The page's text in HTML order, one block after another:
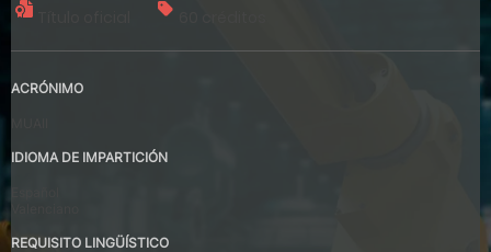
ACRÓNIMO
IDIOMA DE IMPARTICIÓN
REQUISITO LINGÜÍSTICO